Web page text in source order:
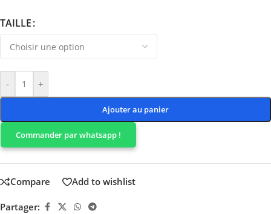
TAILLE
- +
Ajouter au panier
Commander par whatsapp !
Compare Add to wishlist
Partager: